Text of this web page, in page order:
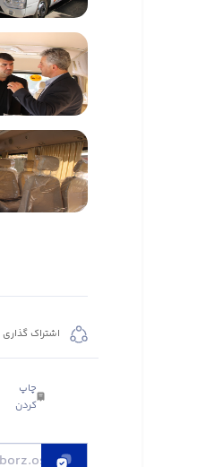
اشتراک گذاری
چاپ
کردن